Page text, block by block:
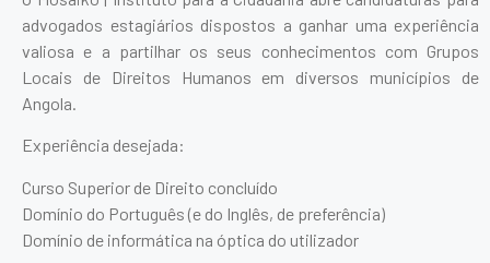
advogados estagiários dispostos a ganhar uma experiência
valiosa e a partilhar os seus conhecimentos com Grupos
Locais de Direitos Humanos em diversos municípios de
Angola.
Experiência desejada:
Curso Superior de Direito concluído
Domínio do Português (e do Inglês, de preferência)
Domínio de informática na óptica do utilizador